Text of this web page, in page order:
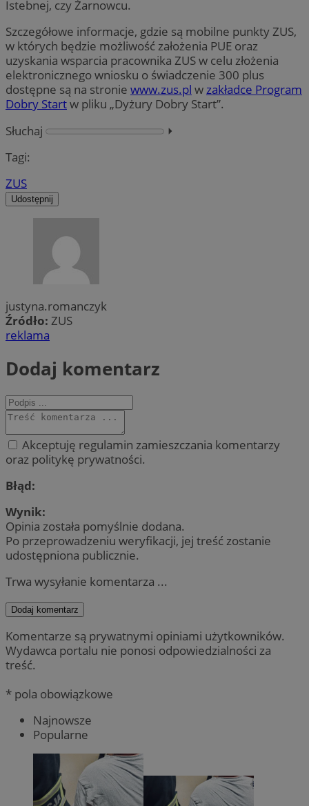
Istebnej, czy Żarnowcu.
Szczegółowe informacje, gdzie są mobilne punkty ZUS,
w których będzie możliwość założenia PUE oraz
uzyskania wsparcia pracownika ZUS w celu złożenia
elektronicznego wniosku o świadczenie 300 plus
dostępne są na stronie www.zus.pl wzakładce Program
Dobry Startw pliku „Dyżury Dobry Start”.
Słuchaj
⏵︎
Tagi:
ZUS
Udostępnij
justyna.romanczyk
Źródło: ZUS
reklama
Dodaj komentarz
Akceptuję regulamin zamieszczania komentarzy
oraz politykę prywatności.
Błąd:
Wynik:
Opinia została pomyślnie dodana.
Po przeprowadzeniu weryfikacji, jej treść zostanie
udostępniona publicznie.
Trwa wysyłanie komentarza ...
Dodaj komentarz
Komentarze są prywatnymi opiniami użytkowników.
Wydawca portalu nie ponosi odpowiedzialności za
treść.
* pola obowiązkowe
Najnowsze
Popularne